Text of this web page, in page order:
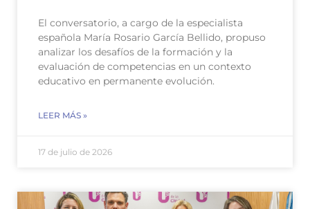
El conversatorio, a cargo de la especialista
española María Rosario García Bellido, propuso
analizar los desafíos de la formación y la
evaluación de competencias en un contexto
educativo en permanente evolución.
LEER MÁS »
17 de julio de 2026